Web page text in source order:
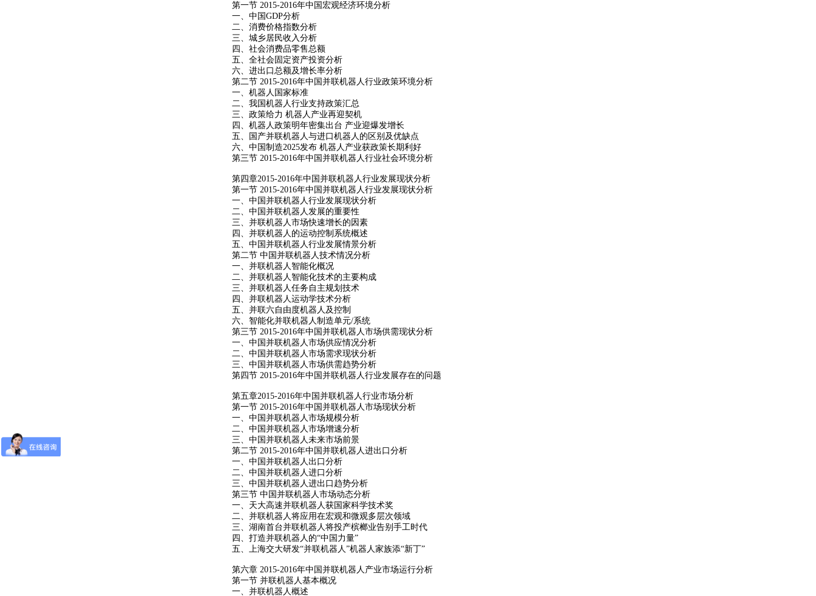
第一节 2015-2016年中国宏观经济环境分析
一、中国 GDP分析
二、消费价格指数分析
三、城乡居民收入分析
四、社会消费品零售总额
五、全社会固定资产投资分析
六、进出口总额及增长率分析
第二节 2015-2016年中国并联机器人行业政策环境分析
一、机器人国家标准
二、我国机器人行业支持政策汇总
三、政策给力 机器人产业再迎契机
四、机器人政策明年密集出台 产业迎爆发增长
五、国产并联机器人与进口机器人的区别及优缺点
六、中国制造2025发布 机器人产业获政策长期利好
第三节 2015-2016年中国并联机器人行业社会环境分析
第四章2015-2016年中国并联机器人行业发展现状分析
第一节 2015-2016年中国并联机器人行业发展现状分析
一、中国并联机器人行业发展现状分析
二、中国并联机器人发展的重要性
三、并联机器人市场快速增长的因素
四、并联机器人的运动控制系统概述
五、中国并联机器人行业发展情景分析
第二节 中国并联机器人技术情况分析
一、并联机器人智能化概况
二、并联机器人智能化技术的主要构成
三、并联机器人任务自主规划技术
四、并联机器人运动学技术分析
五、并联六自由度机器人及控制
六、智能化并联机器人制造单元/系统
第三节 2015-2016年中国并联机器人市场供需现状分析
一、中国并联机器人市场供应情况分析
二、中国并联机器人市场需求现状分析
三、中国并联机器人市场供需趋势分析
第四节 2015-2016年中国并联机器人行业发展存在的问题
第五章2015-2016年中国并联机器人行业市场分析
第一节 2015-2016年中国并联机器人市场现状分析
一、中国并联机器人市场规模分析
二、中国并联机器人市场增速分析
三、中国并联机器人未来市场前景
第二节 2015-2016年中国并联机器人进出口分析
一、中国并联机器人出口分析
二、中国并联机器人进口分析
三、中国并联机器人进出口趋势分析
第三节 中国并联机器人市场动态分析
一、天大高速并联机器人获国家科学技术奖
二、并联机器人将应用在宏观和微观多层次领域
三、湖南首台并联机器人将投产槟榔业告别手工时代
四、打造并联机器人的“中国力量”
五、上海交大研发“并联机器人”机器人家族添“新丁”
第六章 2015-2016年中国并联机器人产业市场运行分析
第一节 并联机器人基本概况
一、并联机器人概述